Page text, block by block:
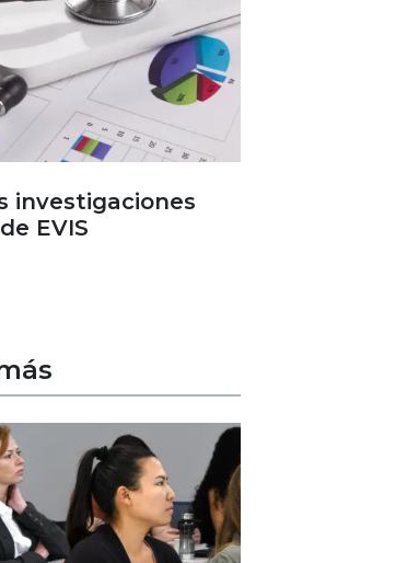
investigaciones
EVIS